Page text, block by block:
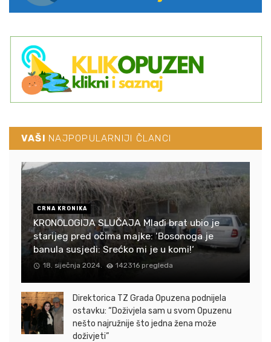
VAŠI NAJPOPULARNIJI ČLANCI
CRNA KRONIKA
KRONOLOGIJA SLUČAJA Mlađi brat ubio je
starijeg pred očima majke: ‘Bosonoga je
banula susjedi: Srećko mi je u komi!‘
18. siječnja 2024. 142316 pregleda
Direktorica TZ Grada Opuzena podnijela
ostavku: “Doživjela sam u svom Opuzenu
nešto najružnije što jedna žena može
doživjeti”